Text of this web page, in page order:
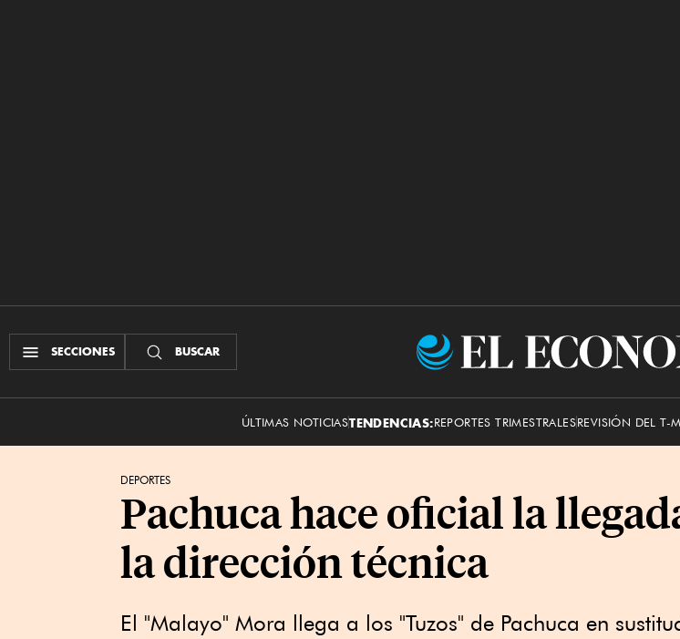
SECCIONES BUSCAR
El
ÚLTIMAS NOTICIASTENDENCIAS:REPORTES TRIMESTRALESREVISIÓN DEL T-
DEPORTES
Pachuca hace oficial la
la dirección técnica
El "Malayo" Mora llega a ​los "Tuzos" de Pachuca en